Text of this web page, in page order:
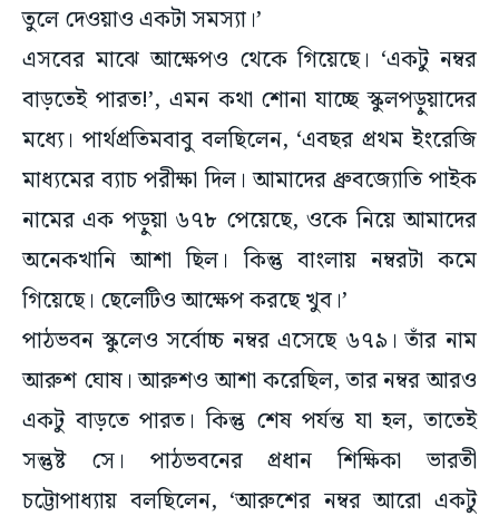
তুলে দেওয়াও একটা সমস্যা।’
এসবের মাঝে আক্ষেপও থেকে গিয়েছে। ‘একটু নম্বর
বাড়তেই পারত!’, এমন কথা শোনা যাচ্ছে স্কুলপড়ুয়াদের
মধ্যে। পার্থপ্রতিমবাবু বলছিলেন, ‘এবছর প্রথম ইংরেজি
মাধ্যমের ব্যাচ পরীক্ষা দিল। আমাদের ধ্রুবজ্যোতি পাইক
নামের এক পড়ুয়া ৬৭৮ পেয়েছে, ওকে নিয়ে আমাদের
অনেকখানি আশা ছিল। কিন্তু বাংলায় নম্বরটা কমে
গিয়েছে। ছেলেটিও আক্ষেপ করছে খুব।’
পাঠভবন স্কুলেও সর্বোচ্চ নম্বর এসেছে ৬৭৯। তাঁর নাম
আরুশ ঘোষ। আরুশও আশা করেছিল, তার নম্বর আরও
একটু বাড়তে পারত। কিন্তু শেষ পর্যন্ত যা হল, তাতেই
সন্তুষ্ট সে। পাঠভবনের প্রধান শিক্ষিকা ভারতী
চট্টোপাধ্যায় বলছিলেন, ‘আরুশের নম্বর আরো একটু